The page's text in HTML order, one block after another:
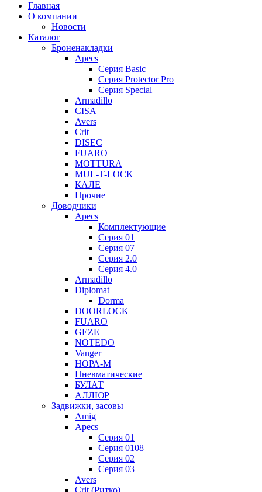
Главная
О компании
Новости
Каталог
Броненакладки
Apecs
Серия Basic
Серия Protector Pro
Серия Special
Armadillo
CISA
Avers
Crit
DISEC
FUARO
MOTTURA
MUL-T-LOCK
КАЛЕ
Прочие
Доводчики
Apecs
Комплектующие
Серия 01
Серия 07
Серия 2.0
Серия 4.0
Armadillo
Diplomat
Dorma
DOORLOCK
FUARO
GEZE
NOTEDO
Vanger
НОРА-М
Пневматические
БУЛАТ
АЛЛЮР
Задвижки, засовы
Amig
Apecs
Серия 01
Серия 0108
Серия 02
Серия 03
Avers
Crit (Ритко)